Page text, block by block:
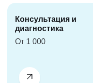
Консультация и
диагностика
От 1 000